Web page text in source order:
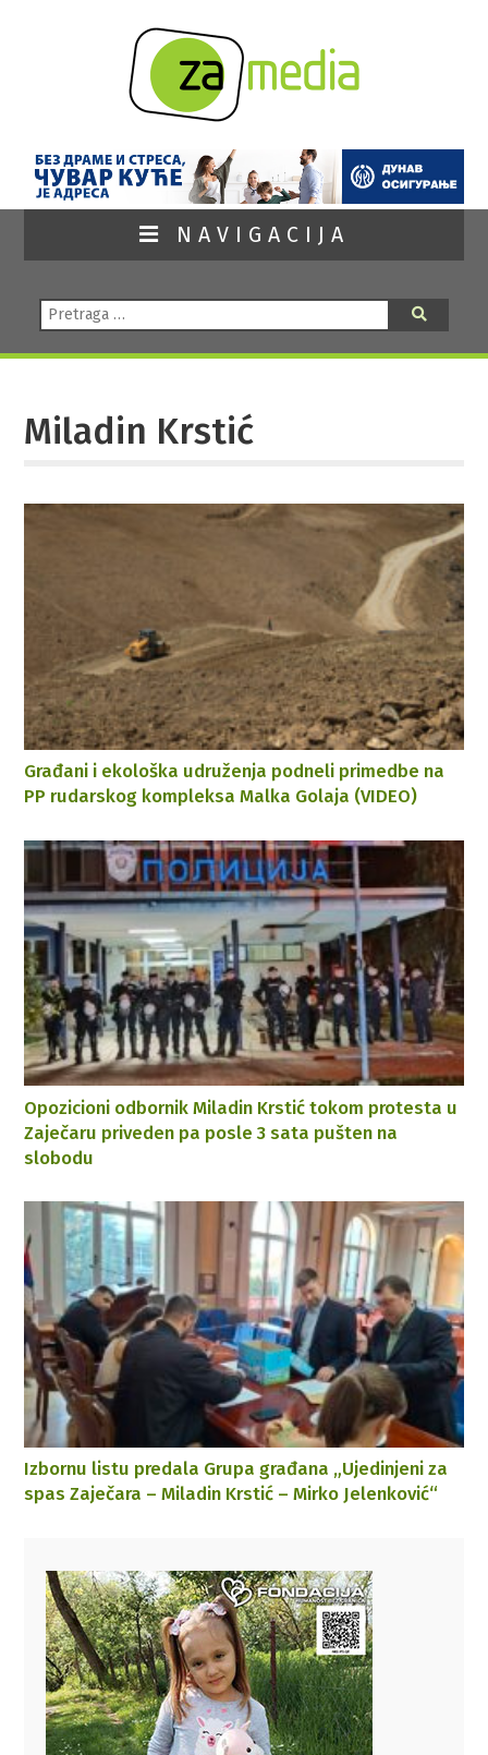
NAVIGACIJA
Pretraga:
Miladin Krstić
Građani i ekološka udruženja podneli primedbe na
PP rudarskog kompleksa Malka Golaja (VIDEO)
Opozicioni odbornik Miladin Krstić tokom protesta u
Zaječaru priveden pa posle 3 sata pušten na
slobodu
Izbornu listu predala Grupa građana „Ujedinjeni za
spas Zaječara – Miladin Krstić – Mirko Jelenković“